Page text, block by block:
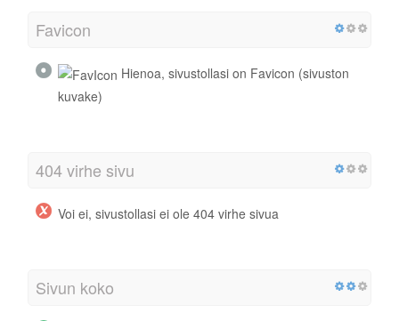
Favicon
Hienoa, sivustollasi on Favicon (sivuston
kuvake)
404 virhe sivu
Voi ei, sivustollasi ei ole 404 virhe sivua
Sivun koko